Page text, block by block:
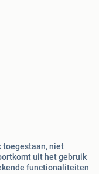
toegestaan, niet
uit het gebruik
functionaliteiten